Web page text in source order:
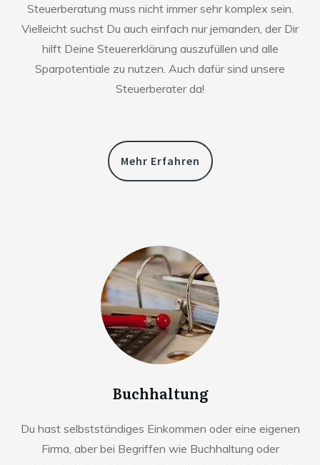
Steuerberatung muss nicht immer sehr komplex sein.
Vielleicht suchst Du auch einfach nur jemanden, der Dir
hilft Deine Steuererklärung auszufüllen und alle
Sparpotentiale zu nutzen. Auch dafür sind unsere
Steuerberater da!
Mehr Erfahren
Buchhaltung
Du hast selbstständiges Einkommen oder eine eigenen
Firma, aber bei Begriffen wie Buchhaltung oder